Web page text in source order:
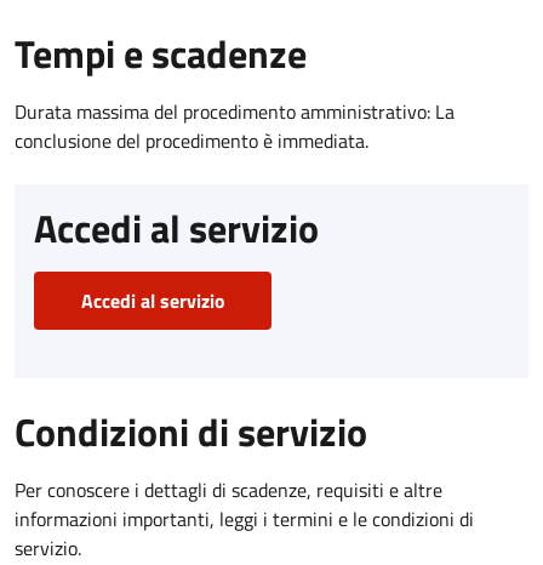
Tempi e scadenze
Durata massima del procedimento amministrativo: La
conclusione del procedimento è immediata.
Accedi al servizio
Accedi al servizio
Condizioni di servizio
Per conoscere i dettagli di scadenze, requisiti e altre
informazioni importanti, leggi i termini e le condizioni di
servizio.